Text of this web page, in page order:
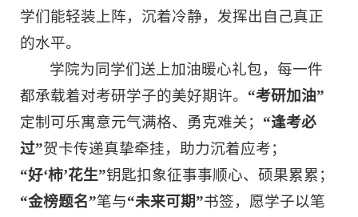
学们能轻装上阵，沉着冷静，发挥出自己真正
的水平。
学院为同学们送上加油暖心礼包，每一件
都承载着对考研学子的美好期许。 “考研加油”
定制可乐寓意元气满格、勇克难关； “逢考必
过”贺卡传递真挚牵挂，助力沉着应考；
“好‘柿’花生”钥匙扣象征事事顺心、硕果累累；
“金榜题名”笔与“未来可期”书签，愿学子以笔